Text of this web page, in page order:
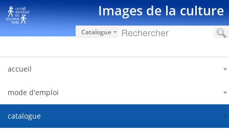
Saut au contenu Images de la culture
Catalogue
accueil
mode d'emploi
catalogue